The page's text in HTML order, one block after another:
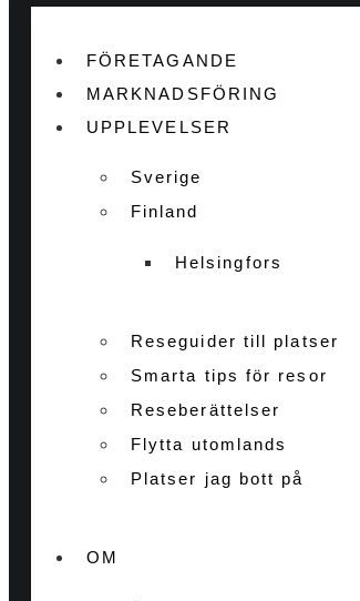
FÖRETAGANDE
MARKNADSFÖRING
UPPLEVELSER
Sverige
Finland
Helsingfors
Reseguider till platser
Smarta tips för resor
Reseberättelser
Flytta utomlands
Platser jag bott på
OM